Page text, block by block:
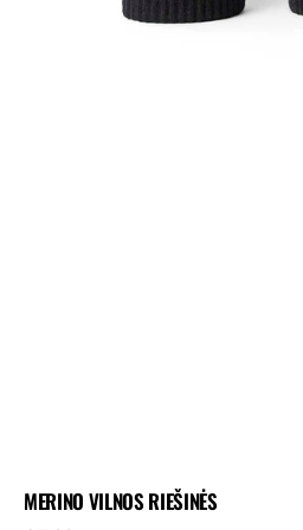
MERINO VILNOS RIEŠINĖS